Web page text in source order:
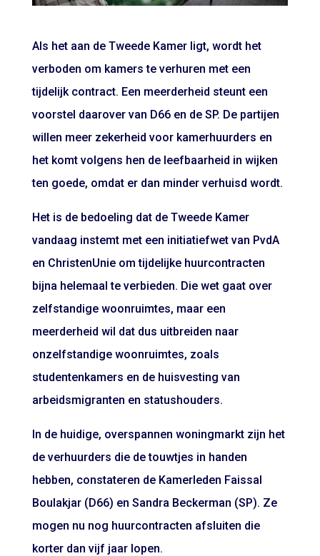
Als het aan de Tweede Kamer ligt, wordt het
verboden om kamers te verhuren met een
tijdelijk contract. Een meerderheid steunt een
voorstel daarover van D66 en de SP. De partijen
willen meer zekerheid voor kamerhuurders en
het komt volgens hen de leefbaarheid in wijken
ten goede, omdat er dan minder verhuisd wordt.
Het is de bedoeling dat de Tweede Kamer
vandaag instemt met een initiatiefwet van PvdA
en ChristenUnie om tijdelijke huurcontracten
bijna helemaal te verbieden. Die wet gaat over
zelfstandige woonruimtes, maar een
meerderheid wil dat dus uitbreiden naar
onzelfstandige woonruimtes, zoals
studentenkamers en de huisvesting van
arbeidsmigranten en statushouders.
In de huidige, overspannen woningmarkt zijn het
de verhuurders die de touwtjes in handen
hebben, constateren de Kamerleden Faissal
Boulakjar (D66) en Sandra Beckerman (SP). Ze
mogen nu nog huurcontracten afsluiten die
korter dan vijf jaar lopen.